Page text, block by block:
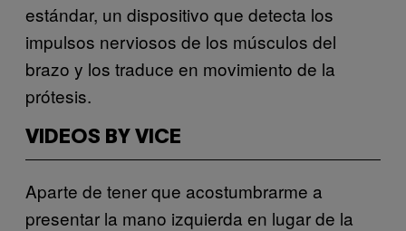
estándar, un dispositivo que detecta los
impulsos nerviosos de los músculos del
brazo y los traduce en movimiento de la
prótesis.
VIDEOS BY VICE
Aparte de tener que acostumbrarme a
presentar la mano izquierda en lugar de la